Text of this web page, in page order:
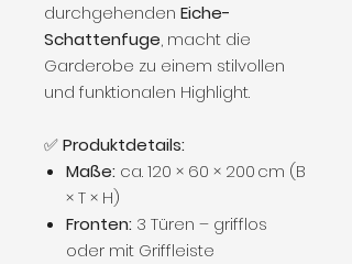
durchgehenden Eiche-
Schattenfuge, macht die
Garderobe zu einem stilvollen
und funktionalen Highlight.
✅Produktdetails:
Maße: ca. 120 × 60 × 200 cm (B
× T × H)
Fronten: 3 Türen – grifflos
oder mit Griffleiste